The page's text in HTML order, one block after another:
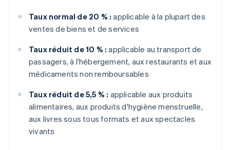
Taux normal de 20 % : applicable à la plupart des
ventes de biens et de services
Taux réduit de 10 % : applicable au transport de
passagers, à l'hébergement, aux restaurants et aux
médicaments non remboursables
Taux réduit de 5,5 % : applicable aux produits
alimentaires, aux produits d'hygiène menstruelle,
aux livres sous tous formats et aux spectacles
vivants